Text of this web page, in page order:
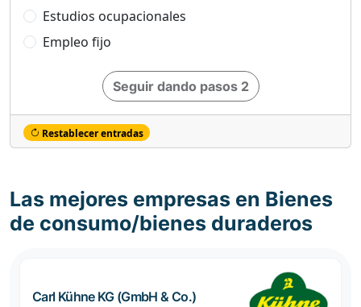
Estudios ocupacionales
Empleo fijo
Seguir dando pasos 2
Restablecer entradas
Las mejores empresas en Bienes
de consumo/bienes duraderos
Carl Kühne KG (GmbH & Co.)